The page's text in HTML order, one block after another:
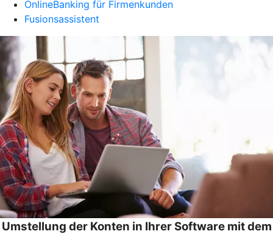
OnlineBanking für Firmenkunden
Fusionsassistent
Umstellung der Konten in Ihrer Software mit dem